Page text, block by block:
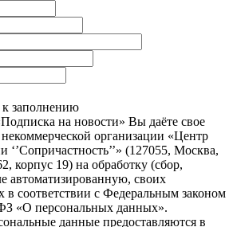
к заполнению
на новости» Вы даёте свое
организации «Центр
‘’Сопричастность’’» (127055, Москва,
корпус 19) на обработку (сбор,
автоматизированную, своих
в соответствии с Федеральным законом
«О персональных данных».
данные предоставляются в